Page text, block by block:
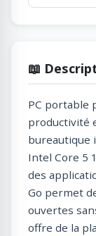
📖
PC portable
productivité
bureautique
Intel Core 5
des
Go permet
ouvertes
offre de la